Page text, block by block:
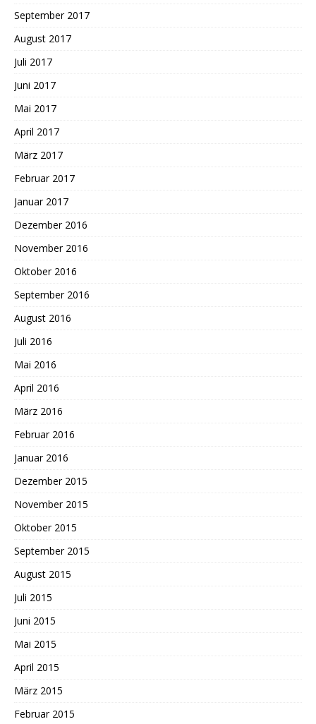
September 2017
August 2017
Juli 2017
Juni 2017
Mai 2017
April 2017
März 2017
Februar 2017
Januar 2017
Dezember 2016
November 2016
Oktober 2016
September 2016
August 2016
Juli 2016
Mai 2016
April 2016
März 2016
Februar 2016
Januar 2016
Dezember 2015
November 2015
Oktober 2015
September 2015
August 2015
Juli 2015
Juni 2015
Mai 2015
April 2015
März 2015
Februar 2015